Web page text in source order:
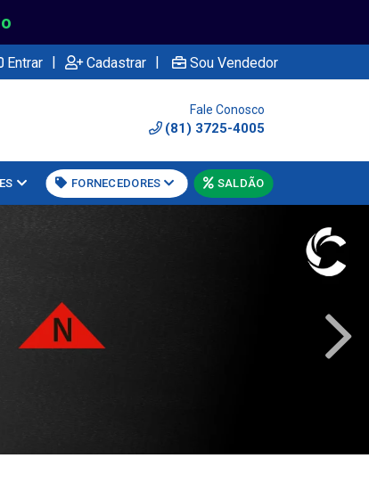
Entrar | Cadastrar | Sou Vendedor
Fale Conosco
(81) 3725-4005
FORNECEDORES SALDÃO